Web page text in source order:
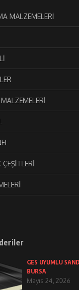
MALZEMELERİ
GES UYUMLU
BURSA
Mayıs 24, 2026